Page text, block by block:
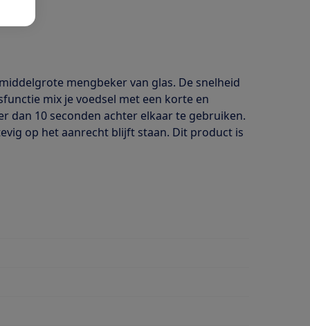
mengbeker van glas. De snelheid
mix je voedsel met een korte en
dan 10 seconden achter elkaar te gebruiken.
op het aanrecht blijft staan. Dit product is